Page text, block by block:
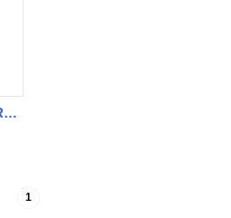
Bombilla LED Reflectora.R63 E-27.8W 3CCT
1